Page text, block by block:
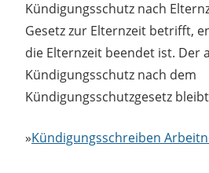
Kündigungsschutz nach
Gesetz zur Elternzeit betrifft,
die Elternzeit beendet ist. Der
Kündigungsschutz nach dem
Kündigungsschutzgesetz
»Kündigungsschreiben